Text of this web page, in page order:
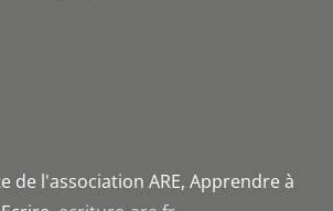
de l'association ARE, Apprendre à